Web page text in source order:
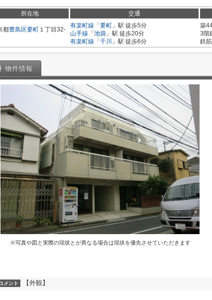
所在地 交通
都豊島区要町 １丁目32-
有楽町線 「 要町 」駅 徒歩5分
山手線 「 池袋 」駅 徒歩20分
有楽町線 「 千川 」駅 徒歩6分
築
3階
鉄
物件情報
※写真や図と実際の現状とが異なる場合は現状を優先させていただきます
メント 【外観】